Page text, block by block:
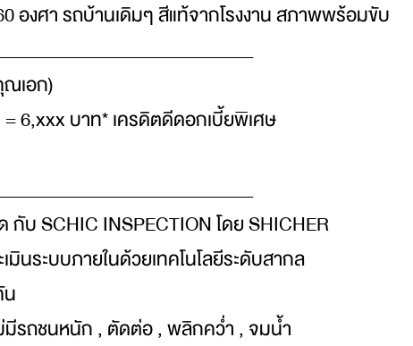
องศา รถบ้านเดิมๆ สีแท้จากโรงงาน สภาพพร้อมขับ
เอก)
6,xxx บาท* เครดิตดีดอกเบี้ยพิเศษ
บ SCHIC INSPECTION โดย SHICHER
มินระบบภายในด้วยเทคโนโลยีระดับสากล
น
มีรถชนหนัก , ตัดต่อ , พลิกคว่ำ , จมน้ำ